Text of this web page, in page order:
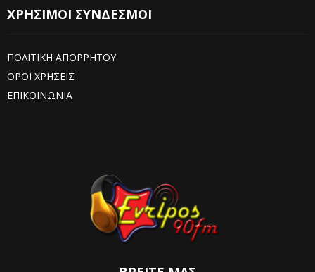
ΧΡΗΣΙΜΟΙ ΣΥΝΔΕΣΜΟΙ
ΠΟΛΙΤΙΚΗ ΑΠΟΡΡΗΤΟΥ
ΟΡΟΙ ΧΡΗΣΕΙΣ
ΕΠΙΚΟΙΝΩΝΙΑ